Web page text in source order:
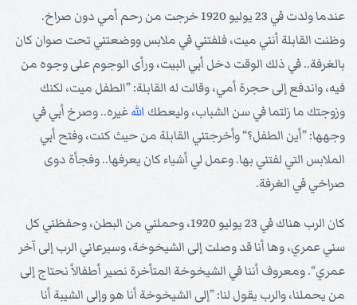
عندما ولدت في 23 يوليو 1920 خرجت من رحم أمي دون صراخ.
وظنت القابلة أنني ميت، فلفتني في ملابس ووضعتني تحت صوان كان
بالغرفة.. في ذلك الوقت دخل أبي البيت، ورأى الوجوم على وجوه من
فيه، واندفع إلى حجرة أمي، وقالت له القابلة: ”الطفل ميت، لكنك
وزوجتك ما زلتما في سن الشباب، وليعطك اللهغيره.. وصرخ أبي في
وجهها: ”أين الطفل؟“ وأخرجتني القابلة من حيث كنت، وفتح أبي
الملابس التي لفتني بها. وعمل لي أشياء كان يعرفها.. وفجأة دوى
صراخي في الغرفة.
كان الرب هناك في 23 يوليو 1920، وحملني من البطن، وحفظني كل
سني عمري، وها أنا قد وصلت إلى الشيخوخة، وسيرعاني الرب إلى آخر
عمري“. ومعروف أننا في الشيخوخة المتأخرة نصير أطفالاً نحتاج إلى
من يحملنا، والرب يقول لنا: ”إلى الشيخوخة أنا هو وإلى الشيبة أنا